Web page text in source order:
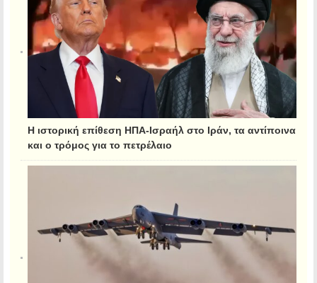
Η ιστορική επίθεση ΗΠΑ-Ισραήλ στο Ιράν, τα αντίποινα
και ο τρόμος για το πετρέλαιο